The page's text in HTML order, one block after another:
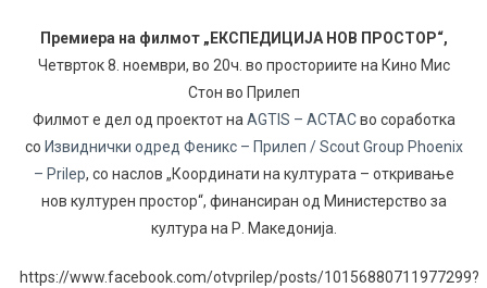
Премиера на филмот „ЕКСПЕДИЦИЈА НОВ ПРОСТОР“,
Четврток 8. ноември, во 20ч. во просториите на Кино Мис
Стон во Прилеп
Филмот е дел од проектот на AGTIS – ACTACво соработка
со Извиднички одред Феникс – Прилеп / Scout Group Phoenix
– Prilep, со наслов „Координати на културата – откривање
нов културен простор“, финансиран од Министерство за
култура на Р. Mакедонија.
https://www.facebook.com/otvprilep/posts/10156880711977299?